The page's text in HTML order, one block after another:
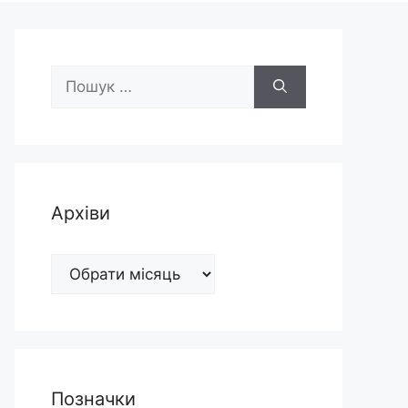
Пошук:
Архіви
Архіви
Позначки